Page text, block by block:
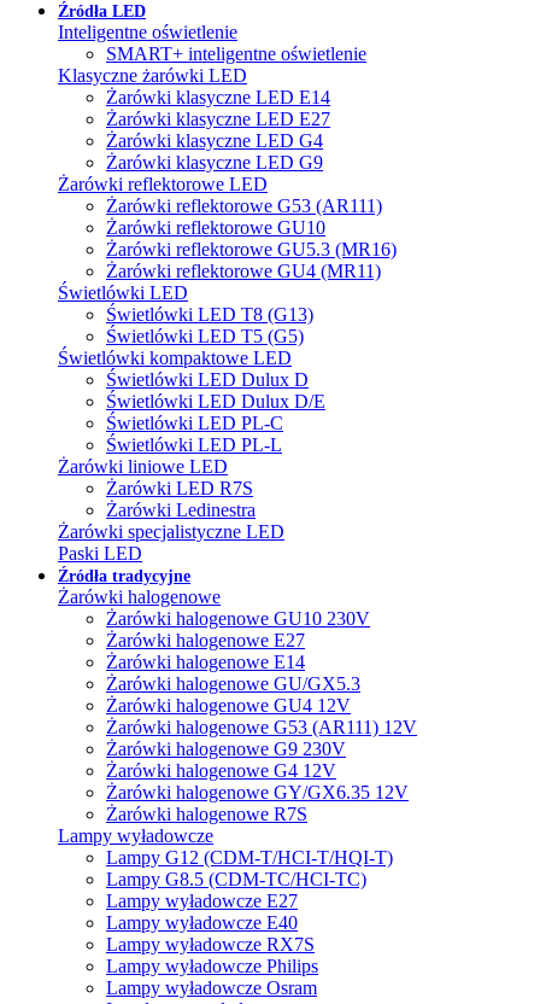
Źródła LED
Inteligentne oświetlenie
SMART+ inteligentne oświetlenie
Klasyczne żarówki LED
Żarówki klasyczne LED E14
Żarówki klasyczne LED E27
Żarówki klasyczne LED G4
Żarówki klasyczne LED G9
Żarówki reflektorowe LED
Żarówki reflektorowe G53 (AR111)
Żarówki reflektorowe GU10
Żarówki reflektorowe GU5.3 (MR16)
Żarówki reflektorowe GU4 (MR11)
Świetlówki LED
Świetlówki LED T8 (G13)
Świetlówki LED T5 (G5)
Świetlówki kompaktowe LED
Świetlówki LED Dulux D
Świetlówki LED Dulux D/E
Świetlówki LED PL-C
Świetlówki LED PL-L
Żarówki liniowe LED
Żarówki LED R7S
Żarówki Ledinestra
Żarówki specjalistyczne LED
Paski LED
Źródła tradycyjne
Żarówki halogenowe
Żarówki halogenowe GU10 230V
Żarówki halogenowe E27
Żarówki halogenowe E14
Żarówki halogenowe GU/GX5.3
Żarówki halogenowe GU4 12V
Żarówki halogenowe G53 (AR111) 12V
Żarówki halogenowe G9 230V
Żarówki halogenowe G4 12V
Żarówki halogenowe GY/GX6.35 12V
Żarówki halogenowe R7S
Lampy wyładowcze
Lampy G12 (CDM-T/HCI-T/HQI-T)
Lampy G8.5 (CDM-TC/HCI-TC)
Lampy wyładowcze E27
Lampy wyładowcze E40
Lampy wyładowcze RX7S
Lampy wyładowcze Philips
Lampy wyładowcze Osram